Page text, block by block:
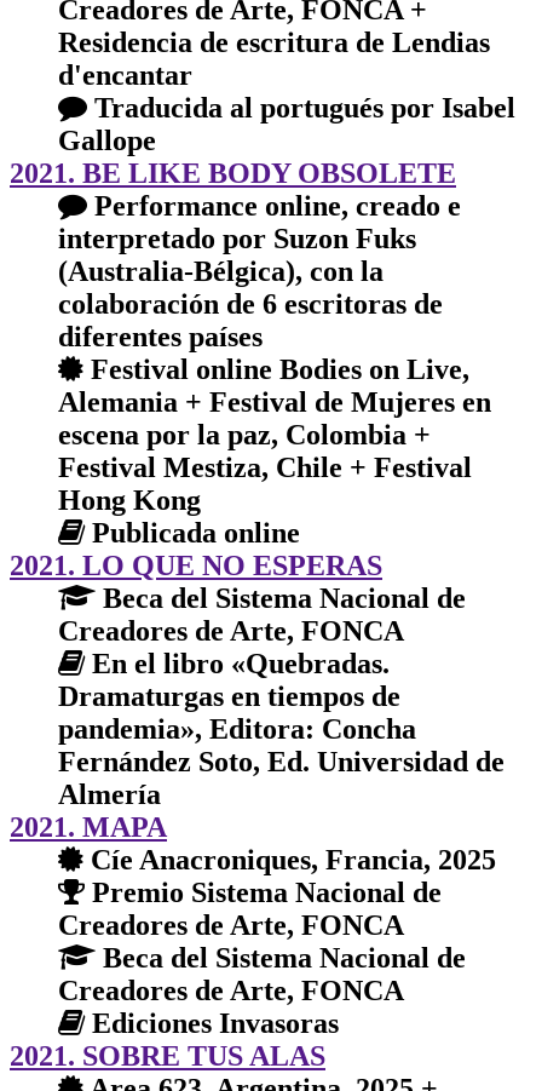
Creadores de Arte, FONCA +
Residencia de escritura de Lendias
d'encantar
Traducida al portugués por Isabel
Gallope
2021. BE LIKE BODY OBSOLETE
Performance online, creado e
interpretado por Suzon Fuks
(Australia-Bélgica), con la
colaboración de 6 escritoras de
diferentes países
Festival online Bodies on Live,
Alemania + Festival de Mujeres en
escena por la paz, Colombia +
Festival Mestiza, Chile + Festival
Hong Kong
Publicada online
2021. LO QUE NO ESPERAS
Beca del Sistema Nacional de
Creadores de Arte, FONCA
En el libro «Quebradas.
Dramaturgas en tiempos de
pandemia», Editora: Concha
Fernández Soto, Ed. Universidad de
Almería
2021. MAPA
Cíe Anacroniques, Francia, 2025
Premio Sistema Nacional de
Creadores de Arte, FONCA
Beca del Sistema Nacional de
Creadores de Arte, FONCA
Ediciones Invasoras
2021. SOBRE TUS ALAS